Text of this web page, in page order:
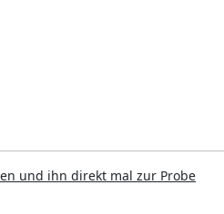
und ihn direkt mal zur Probe